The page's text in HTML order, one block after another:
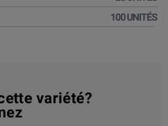
100 UNITÉS
variété?